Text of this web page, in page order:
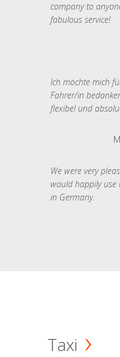
company to
fabulous service!
Ich möchte mich
Fahrer/in
flexibel und
We were very
would happily use
in Germany.
Taxi